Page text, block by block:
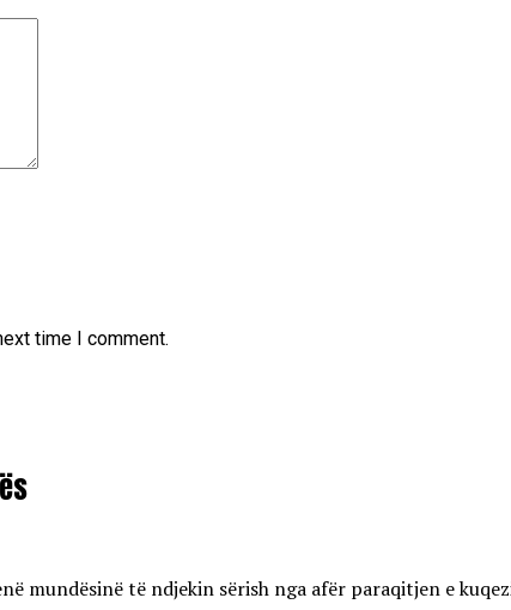
time I comment.
mundësinë të ndjekin sërish nga afër paraqitjen e